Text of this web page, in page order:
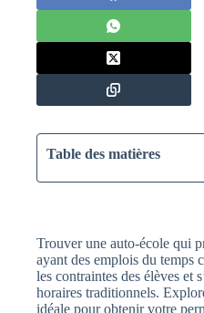
Table des matières
Trouver une auto-école qui
ayant des emplois du temps
les contraintes des élèves et
horaires traditionnels.
idéale pour obtenir votre